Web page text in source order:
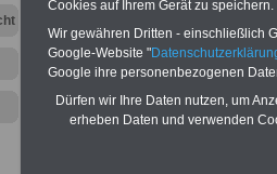
scheitern
Cookies auf Ihrem Gerät zu speichern.
Wir gewähren Dritten - einschließlich
Google-Website "
Google ihre personenbezogenen
Dürfen wir Ihre Daten nutzen, um
erheben Daten und verwenden